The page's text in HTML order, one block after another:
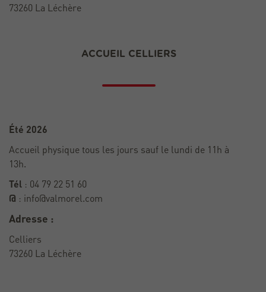
73260 La Léchère
ACCUEIL CELLIERS
Été 2026
Accueil physique tous les jours sauf le lundi de 11h à
13h.
Tél : 04 79 22 51 60
@ : info@valmorel.com
Adresse :
Celliers
73260 La Léchère